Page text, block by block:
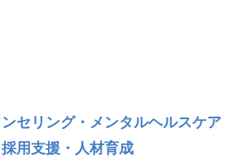
セリング・メンタルヘルスケア
採用支援・人材育成